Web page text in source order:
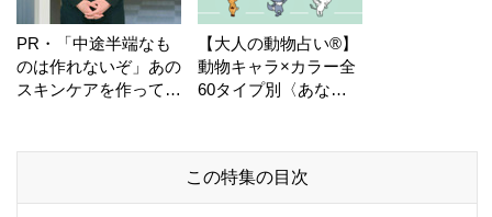
PR・「中途半端なも
のは作れないぞ」あの
スキンケアを作ってい
【大人の動物占い®】
動物キャラ×カラー全
60タイプ別〈あなた
この特集の目次